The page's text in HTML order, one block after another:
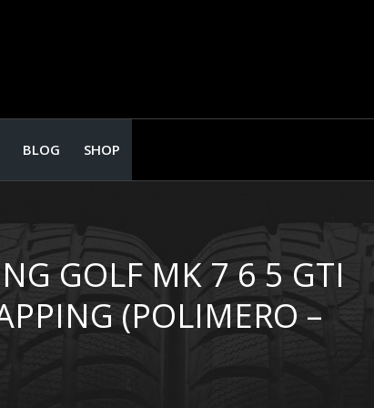
BLOG SHOP
GOLF MK 7 6 5 GTI
(POLIMERO –